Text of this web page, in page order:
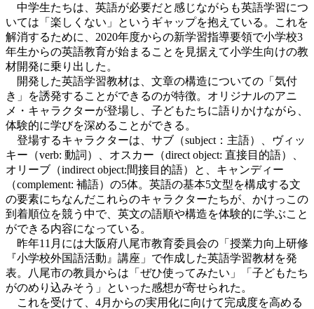
中学生たちは、英語が必要だと感じながらも英語学習につ
いては「楽しくない」というギャップを抱えている。これを
解消するために、2020年度からの新学習指導要領で小学校3
年生からの英語教育が始まることを見据えて小学生向けの教
材開発に乗り出した。
開発した英語学習教材は、文章の構造についての「気付
き」を誘発することができるのが特徴。オリジナルのアニ
メ・キャラクターが登場し、子どもたちに語りかけながら、
体験的に学びを深めることができる。
登場するキャラクターは、サブ（subject：主語）、ヴィッ
キー（verb: 動詞）、オスカー（direct object: 直接目的語）、
オリーブ（indirect object:間接目的語）と、キャンディー
（complement: 補語）の5体。英語の基本5文型を構成する文
の要素にちなんだこれらのキャラクターたちが、かけっこの
到着順位を競う中で、英文の語順や構造を体験的に学ぶこと
ができる内容になっている。
昨年11月には大阪府八尾市教育委員会の「授業力向上研修
『小学校外国語活動』講座」で作成した英語学習教材を発
表。八尾市の教員からは「ぜひ使ってみたい」「子どもたち
がのめり込みそう」といった感想が寄せられた。
これを受けて、4月からの実用化に向けて完成度を高める